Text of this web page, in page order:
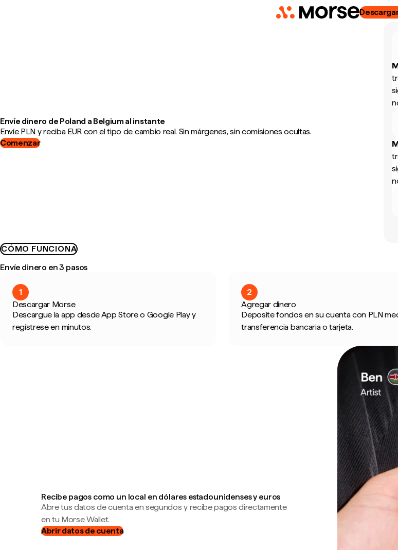
Envíe dinero de Poland a Belgium al instante
Envíe PLN y reciba EUR con el tipo de cambio real. Sin márgenes, sin comisiones ocultas.
Comenzar
CÓMO FUNCIONA
Envíe dinero en 3 pasos
1
Descargar Morse
Descargue la app desde App Store o Google Play y
regístrese en minutos.
2
Agregar dinero
Deposite fondos en su cuenta con PLN
transferencia bancaria o tarjeta.
Recibe pagos como un local en dólares estadounidenses y euros
Abre tus datos de cuenta en segundos y recibe pagos directamente
en tu Morse Wallet.
Abrir datos de cuenta